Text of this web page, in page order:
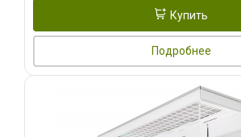
Купить
Подробнее